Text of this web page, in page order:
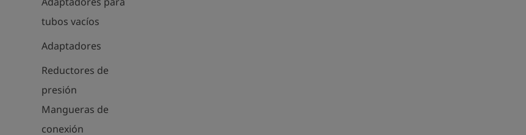
tubos vacíos
Adaptadores
Reductores de
presión
Mangueras de
conexión